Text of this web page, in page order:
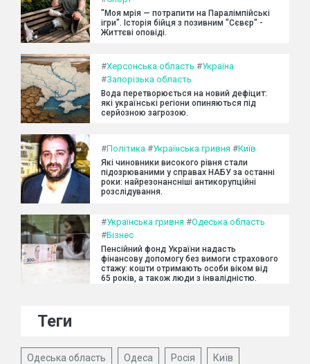
"Моя мрія — потрапити на Паралімпійські
ігри". Історія бійця з позивним "Сєвєр" -
Життєві оповіді.
#Херсонська область #Україна
#Запорізька область
Вода перетворюється на новий дефіцит:
які українські регіони опиняються під
серйозною загрозою.
#Політика #Українська гривня #Київ
Які чиновники високого рівня стали
підозрюваними у справах НАБУ за останні
роки: найрезонансніші антикорупційні
розслідування.
#Українська гривня #Одеська область
#Бізнес
Пенсійний фонд України надасть
фінансову допомогу без вимоги страхового
стажу: кошти отримають особи віком від
65 років, а також люди з інвалідністю.
Теги
Одеська область Одеса Росія Київ